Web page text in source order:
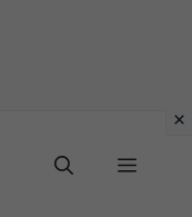
Menu